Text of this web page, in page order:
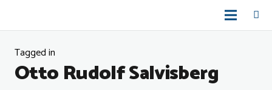
Tagged in
Otto Rudolf Salvisberg